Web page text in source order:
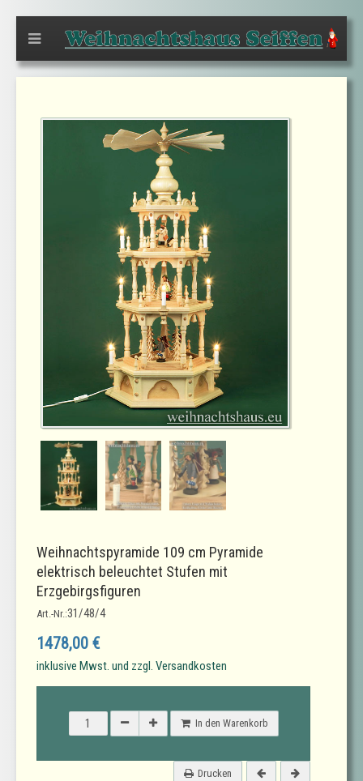
Weihnachtspyramide 109 cm Pyramide
elektrisch beleuchtet Stufen mit
Erzgebirgsfiguren
Art.-Nr.:31/48/4
1478,00 €
inklusive Mwst. und zzgl. Versandkosten
In den Warenkorb
Drucken